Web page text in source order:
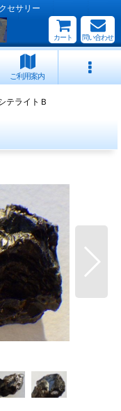
セサリー
カート 問い合わせ
ご利用案内
テライトＢ